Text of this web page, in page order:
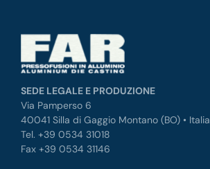
SEDE LEGALE E PRODUZIONE
Via Pamperso 6
40041 Silla di Gaggio Montano (BO) • Italia
Tel. +39 0534 31018
Fax +39 0534 31146